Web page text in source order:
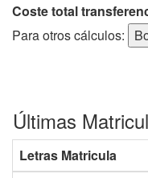
Coste total
Para otros cálculos:
Últimas
Letras Matricula